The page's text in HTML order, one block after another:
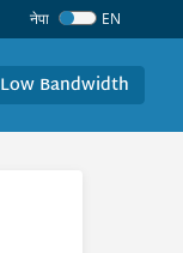
नेपा EN
Low Bandwidth